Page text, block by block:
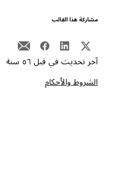
هذا القالب
تحديث في قبل ٥٦ سنة
والأحكام